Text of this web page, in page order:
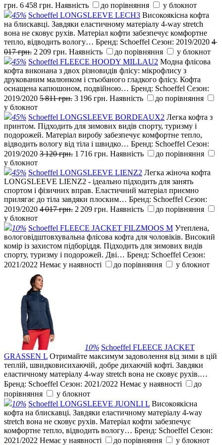
грн. 6 458 грн. Наявність до порівняння
у блокнот
45% Schoeffel LONGSLEEVE LECH3 Високоякісна кофта
на блискавці. Завдяки еластичному матеріалу 4-way stretch
вона не сковує рухів. Матеріал кофти забезпечує комфортне
тепло, відводить вологу… Бренд: Schoeffel Сезон: 2019/2020 4
017 грн. 2 209 грн. Наявність до порівняння
у блокнот
45% Schoeffel FLEECE HOODY MILLAU2 Модна флісова
кофта виконана з двох різновидів флісу: мікрофлису з
друкованим малюнком і стьобаного гладкого флісу. Кофта
оснащена капюшоном, подвійною… Бренд: Schoeffel Сезон:
2019/2020 5 811 грн. 3 196 грн. Наявність
до порівняння
у блокнот
45% Schoeffel LONGSLEEVE BORDEAUX2 Легка кофта з
принтом. Підходить для зимових видів спорту, туризму і
подорожей. Матеріал виробу забезпечує комфортне тепло,
відводить вологу від тіла і швидко… Бренд: Schoeffel Сезон:
2019/2020 3 120 грн. 1 716 грн. Наявність
до порівняння
у блокнот
45% Schoeffel LONGSLEEVE LIENZ2 Легка жіноча кофта
LONGSLEEVE LIENZ2 - ідеально підходить для занять
спортом і фізичних вправ. Еластичний матеріал приємно
прилягає до тіла завдяки плоским… Бренд: Schoeffel Сезон:
2019/2020 4 017 грн. 2 209 грн. Наявність
до порівняння
у блокнот
10% Schoeffel FLEECE JACKET FILZMOOS M Утеплена,
вологовідштовхувальна флісова кофта для чоловіків. Високий
комір із захистом підборіддя. Підходить для зимових видів
спорту, туризму і подорожей. Дві… Бренд: Schoeffel Сезон:
2021/2022 Немає у наявності до порівняння у блокнот
10% Schoeffel FLEECE JACKET
GRASSEN L Отримайте максимум задоволення від зими в цій
теплій, швидковисихаючій, добре дихаючій кофті. Завдяки
еластичному матеріалу 4-way stretch вона не сковує рухів.…
Бренд: Schoeffel Сезон: 2021/2022 Немає у наявності
до
порівняння
у блокнот
10% Schoeffel LONGSLEEVE JUONLI L Високоякісна
кофта на блискавці. Завдяки еластичному матеріалу 4-way
stretch вона не сковує рухів. Матеріал кофти забезпечує
комфортне тепло, відводить вологу… Бренд: Schoeffel Сезон:
2021/2022 Немає у наявності до порівняння
у блокнот